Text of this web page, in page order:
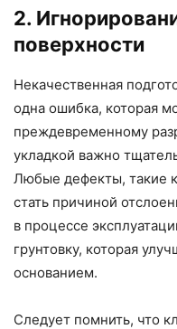
2.
поверхности
Некачественная
одна ошибка, которая
преждевременному
укладкой важно
Любые дефекты, такие
стать причиной
в процессе
грунтовку, которая
основанием.
Следует помнить, что